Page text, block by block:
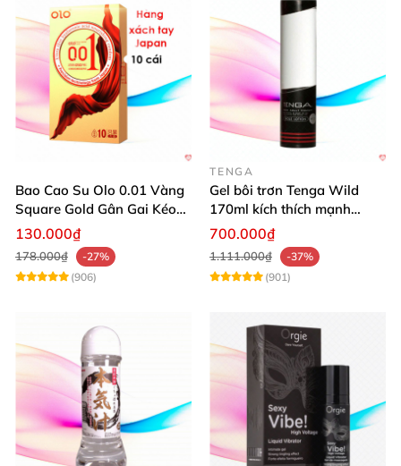
Bao Cao Su Olo 0.01 Vàng
Square Gold Gân Gai Kéo
Dài
130.000₫
178.000₫
-27%
(906)
TENGA
Gel bôi trơn Tenga Wild
170ml kích thích mạnh
mượt mại dễ dùng
700.000₫
1.111.000₫
-37%
(901)